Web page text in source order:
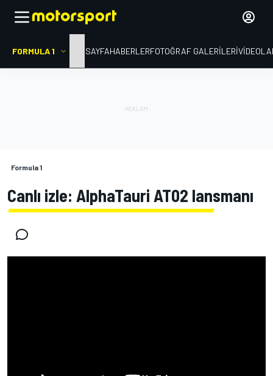
FORMULA 1 ANA SAYFAHABERLERFOTOĞRAF GALERILERI
Formula 1
Canlı izle: AlphaTauri AT02 lansmanı